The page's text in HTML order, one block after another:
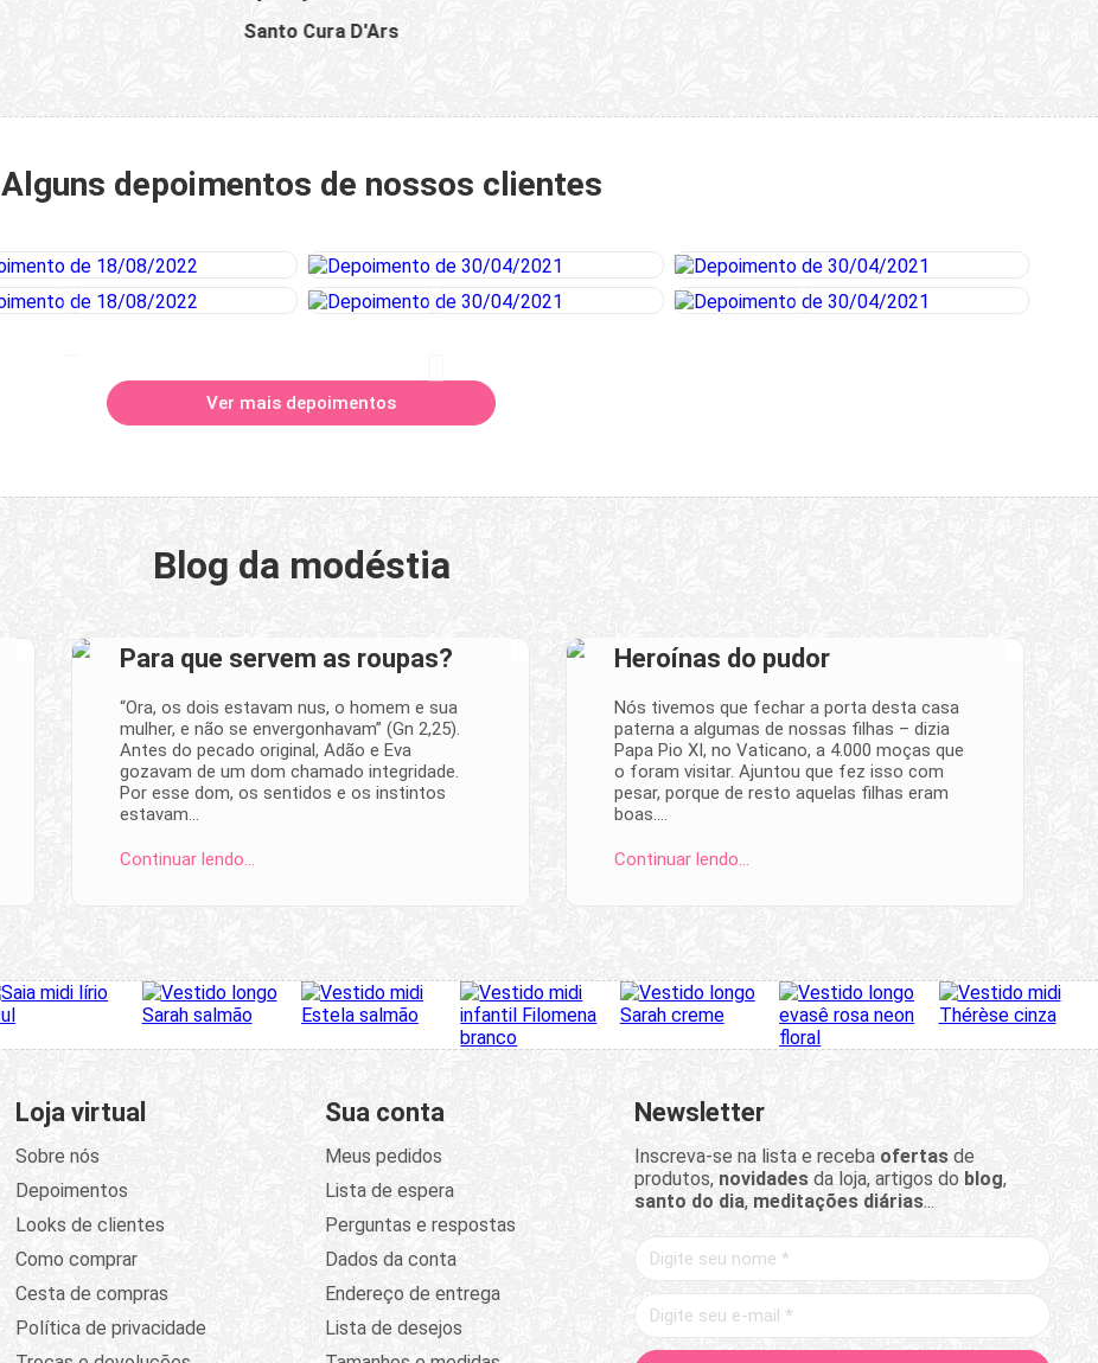
Santo Cura D'Ars
Alguns depoimentos de nossos clientes
Ver mais depoimentos
Blog da modéstia
Para que servem as roupas?
“Ora, os dois estavam nus, o homem e sua
mulher, e não se envergonhavam” (Gn 2,25).
Antes do pecado original, Adão e Eva
gozavam de um dom chamado integridade.
Por esse dom, os sentidos e os instintos
estavam…
Continuar lendo…
Heroínas do pudor
Nós tivemos que fechar a porta desta casa
paterna a algumas de nossas filhas – dizia
Papa Pio XI, no Vaticano, a 4.000 moças que
o foram visitar. Ajuntou que fez isso com
pesar, porque de resto aquelas filhas eram
boas.…
Continuar lendo…
Loja virtual
Sobre nós
Depoimentos
Looks de clientes
Como comprar
Cesta de compras
Política de privacidade
Sua conta
Meus pedidos
Lista de espera
Perguntas e respostas
Dados da conta
Endereço de entrega
Lista de desejos
Newsletter
Inscreva-se na lista e receba ofertasde
produtos, novidadesda loja, artigos do blog,
santo do dia, meditações diárias...